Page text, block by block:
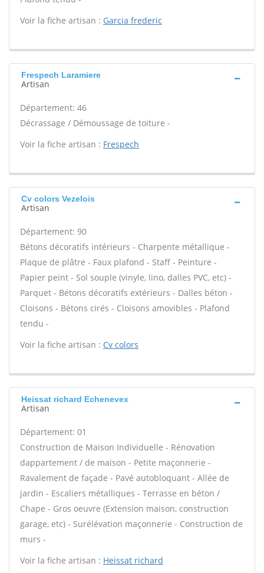
Voir la fiche artisan : Garcia frederic
Frespech Laramiere
Artisan
Département: 46
Décrassage / Démoussage de toiture -
Voir la fiche artisan : Frespech
Cv colors Vezelois
Artisan
Département: 90
Bétons décoratifs intérieurs - Charpente métallique -
Plaque de plâtre - Faux plafond - Staff - Peinture -
Papier peint - Sol souple (vinyle, lino, dalles PVC, etc) -
Parquet - Bétons décoratifs extérieurs - Dalles béton -
Cloisons - Bétons cirés - Cloisons amovibles - Plafond
tendu -
Voir la fiche artisan : Cv colors
Heissat richard Echenevex
Artisan
Département: 01
Construction de Maison Individuelle - Rénovation
dappartement / de maison - Petite maçonnerie -
Ravalement de façade - Pavé autobloquant - Allée de
jardin - Escaliers métalliques - Terrasse en béton /
Chape - Gros oeuvre (Extension maison, construction
garage, etc) - Surélévation maçonnerie - Construction de
murs -
Voir la fiche artisan : Heissat richard